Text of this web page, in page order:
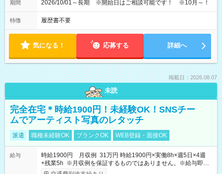
期間 2026/10/01～長期 ※開始日はご相談可能です！ ※10月～！
特徴 履歴書不要
気になる！ 応募する 詳細へ
掲載日：2026.08.07
未読
完全在宅＊時給1900円！未経験OK！SNSチー
ムでアーティスト写真のレタッチ
派遣 職種未経験OK ブランクOK WEB登録・面接OK
給与
時給1900円 月収例 31万円 時給1900円×実働8h×週5日×4週
+残業5h ※月収例を保証するものではありません。※給与即受
取りサービス利用可（利用条件有）